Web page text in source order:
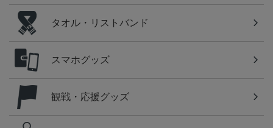
タオル・リストバンド
スマホグッズ
観戦・応援グッズ